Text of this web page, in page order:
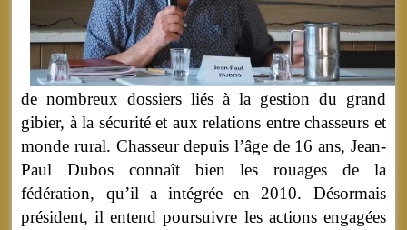
de nombreux dossiers liés à la gestion du grand
gibier, à la sécurité et aux relations entre chasseurs et
monde rural. Chasseur depuis l’âge de 16 ans, Jean-
Paul Dubos connaît bien les rouages de la
fédération, qu’il a intégrée en 2010. Désormais
président, il entend poursuivre les actions engagées